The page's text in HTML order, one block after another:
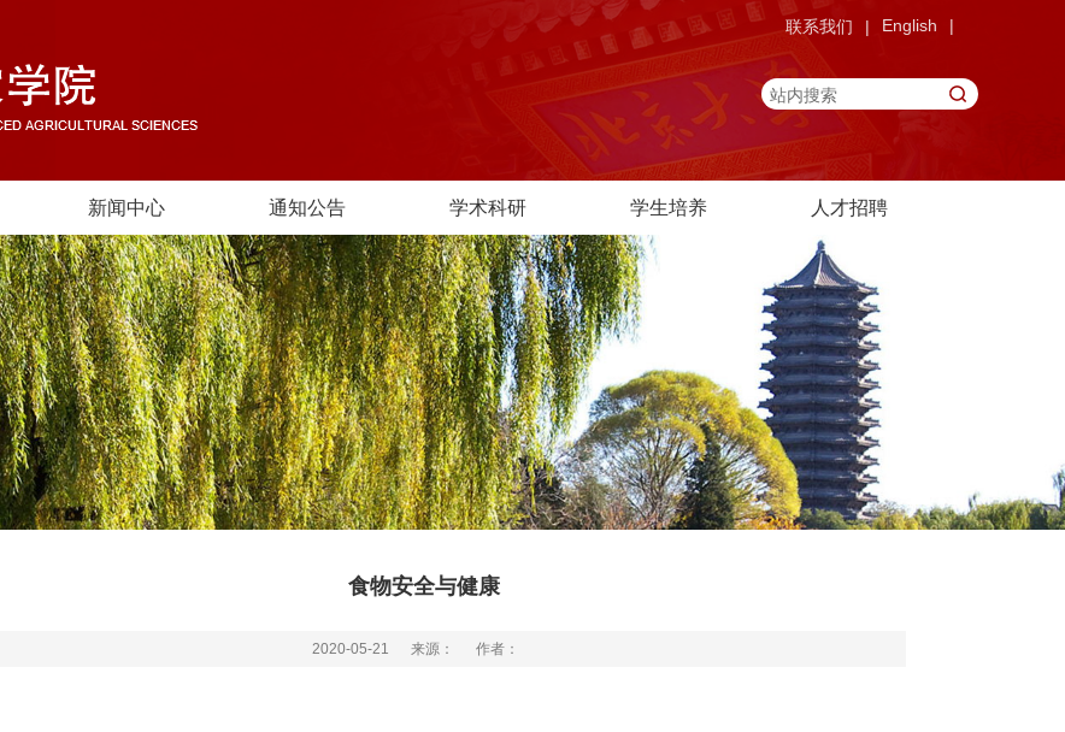
联系我们 | English |
新闻中心 通知公告 学术科研 学生培养 人才招聘
食物安全与健康
2020-05-21 来源： 作者：